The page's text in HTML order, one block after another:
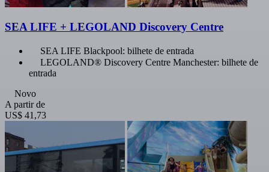
SEA LIFE + LEGOLAND Discovery Centre
SEA LIFE Blackpool: bilhete de entrada
LEGOLAND® Discovery Centre Manchester: bilhete de
entrada
Novo
A partir de
US$ 41,73